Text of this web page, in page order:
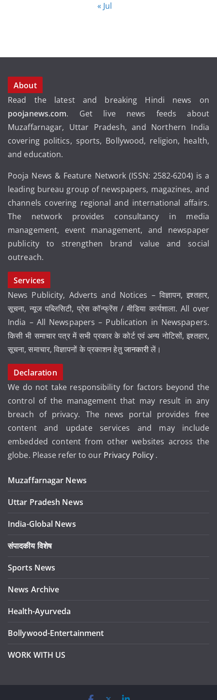
« Jul
About
Read the latest and breaking Hindi news on
poojanews.com. Get live news feeds about
Muzaffarnagar, Uttar Pradesh, and Northern India
covering politics, sports, Bollywood, religion, health,
and education.
Pooja News & Feature Network (ISSN: 2582-6204) is a
leading bureau group of newspapers, magazines, and
channels covering regional and international affairs.
The network provides consultancy in media
management, event management, and newspaper
publicity to strengthen brand value and social
outreach.
Services
News Publicity, Adverts and Notices – विज्ञापन, इश्तहार,
सूचना, न्यूज पब्लिसिटी, प्रेस कॉन्फ्रेंस / मीडिया कार्यशाला. All over
India – All Newspapers – Publication in Newspapers.
किसी भी समाचार पत्र में सभी प्रकार के कोर्ट एवं अन्य नोटिसों, इश्तहार,
सूचना, समाचार, विज्ञापनों के प्रकाशन हेतुजानकारीलें।
Declaration
We do not take responsibility for factors beyond the
control of the management that may result in any
breach of privacy. The news portal provides free
content and update services and may include
embedded content from other websites across the
globe. Please refer to our Privacy Policy .
Muzaffarnagar News
Uttar Pradesh News
India-Global News
संपादकीय विशेष
Sports News
News Archive
Health-Ayurveda
Bollywood-Entertainment
WORK WITH US